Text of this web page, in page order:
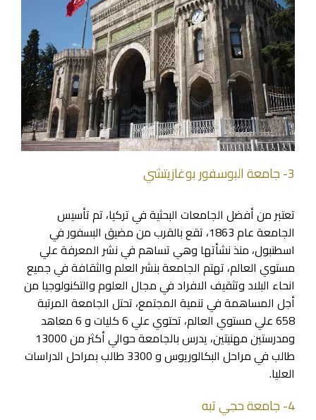
3- جامعة البوسفور بوغازيتشي
تعتبر من أفضل الجامعات البحثية في تركيا، تم تأسيس
الجامعة عام 1863، تقع بالقرب من مضيق البسفور في
اسطنبول، منذ نشأتها وهي تساهم في نشر المعرفة علي
مستوي العالم، تهتم الجامعة بنشر العلم والثقافة في جميع
انحاء البلاد وتثقيف الافراد في مجال العلوم والتكنولوجيا من
أجل المساهمة في تنمية المجتمع، تحتل الجامعة المرتبة
658 علي مستوي العالم، تحتوي علي 6 كليات و 6 معاهد
ومدرستين مهنيتين، يدرس بالجامعة حوالي أكثر من 13000
طالب في مراحل البكالوريوس و 3300 طالب بمراحل الدراسات
العليا.
4- جامعة حجي تبه